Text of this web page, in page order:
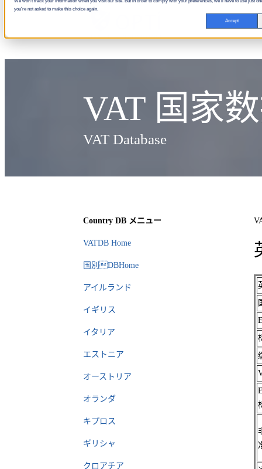
you're not asked to make this choice again.
Accept
VAT 国家
VAT Database
Country DB メニュー
VATDB Home
国別DBHome
アイルランド
イギリス
イタリア
エストニア
オーストリア
オランダ
キプロス
ギリシャ
クロアチア